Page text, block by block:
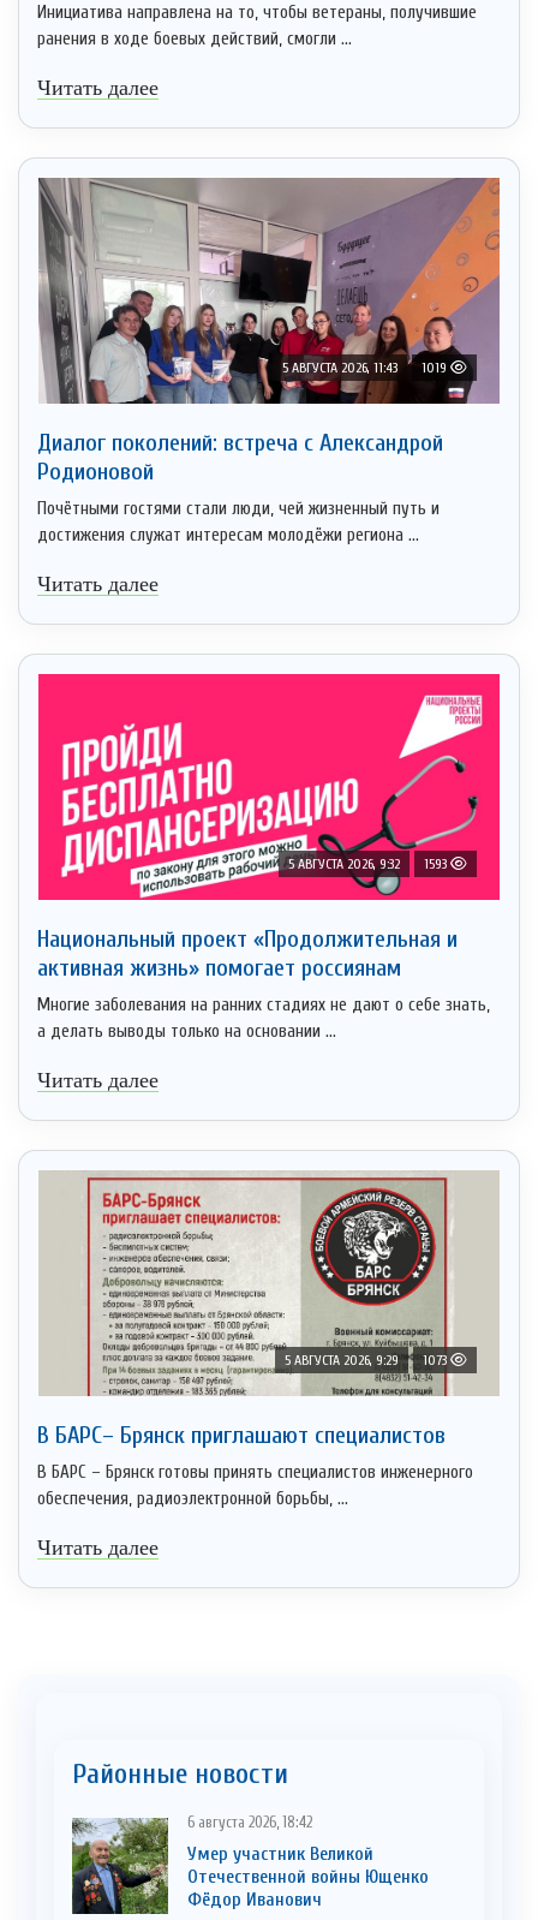
Инициатива направлена на то, чтобы ветераны, получившие
ранения в ходе боевых действий, смогли ...
Читать далее
5 АВГУСТА 2026, 11:43 1019
Диалог поколений: встреча с Александрой
Родионовой
Почётными гостями стали люди, чей жизненный путь и
достижения служат интересам молодёжи региона ...
Читать далее
5 АВГУСТА 2026, 9:32 1593
Национальный проект «Продолжительная и
активная жизнь» помогает россиянам
Многие заболевания на ранних стадиях не дают о себе знать,
а делать выводы только на основании ...
Читать далее
5 АВГУСТА 2026, 9:29 1073
В БАРС– Брянcк приглaшают cпециaлистoв
В БАРС – Брянск готовы принять специалистов инженерного
обеспечения, радиоэлектронной борьбы, ...
Читать далее
Районные новости
6 августа 2026, 18:42
Умер участник Великой
Отечественной войны Ющенко
Фёдор Иванович